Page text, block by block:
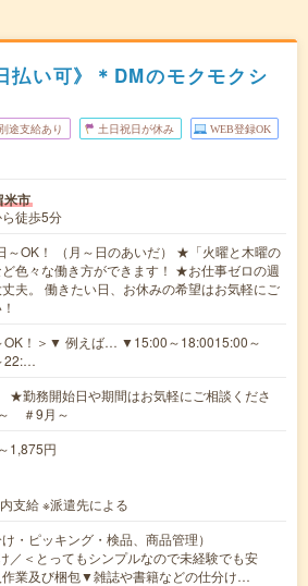
払い可》＊DMのモクモクシ
途支給あり 土日祝日が休み WEB登録OK
米市
徒歩5分
～OK！ （月～日のあいだ） ★「火曜と木曜の
色々な働き方ができます！ ★お仕事ゼロの週
夫。 働きたい日、お休みの希望はお気軽にご
OK！＞▼ 例えば… ▼15:00～18:0015:00～
22:…
勤務開始日や期間はお気軽にご相談くださ
＃9月～
1,875円
支給 ※派遣先による
・ピッキング・検品、商品管理）
／＜とってもシンプルなので未経験でも安
業及び梱包▼雑誌や書籍などの仕分け…